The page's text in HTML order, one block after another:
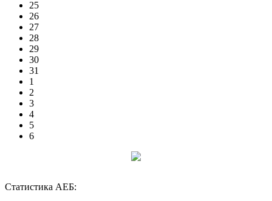
25
26
27
28
29
30
31
1
2
3
4
5
6
Статистика АЕБ: